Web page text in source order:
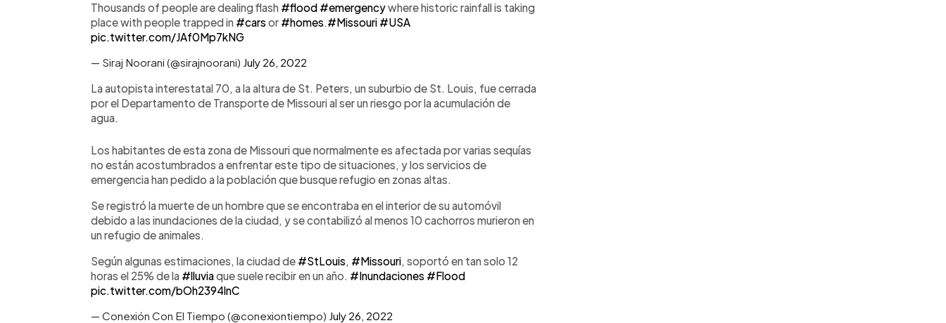
Thousands of people are dealing flash #flood #emergencywhere historic rainfall is taking
place with people trapped in #carsor #homes.#Missouri #USA
pic.twitter.com/JAf0Mp7kNG
— Siraj Noorani (@sirajnoorani) July 26, 2022
La autopista interestatal 70, a la altura de St. Peters, un suburbio de St. Louis, fue cerrada
por el Departamento de Transporte de Missouri al ser un riesgo por la acumulación de
agua.
Los habitantes de esta zona de Missouri que normalmente es afectada por varias sequías
no están acostumbrados a enfrentar este tipo de situaciones, y los servicios de
emergencia han pedido a la población que busque refugio en zonas altas.
Se registró la muerte de un hombre que se encontraba en el interior de su automóvil
debido a las inundaciones de la ciudad, y se contabilizó al menos 10 cachorros murieron en
un refugio de animales.
Según algunas estimaciones, la ciudad de #StLouis, #Missouri, soportó en tan solo 12
horas el 25% de la #lluviaque suele recibir en un año. #Inundaciones #Flood
pic.twitter.com/bOh2394lnC
— Conexión Con El Tiempo (@conexiontiempo) July 26, 2022